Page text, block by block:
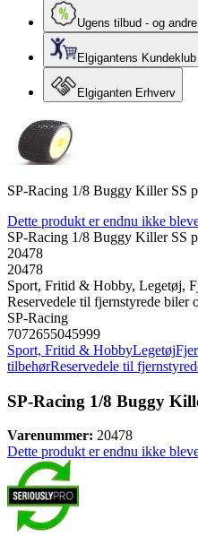
Ugens tilbud - og
Elgigantens Kundeklub
Elgiganten Erhverv
SP-Racing 1/8 Buggy Killer SS
Dette produkt er endnu ikke
SP-Racing 1/8 Buggy Killer SS
20478
20478
Sport, Fritid & Hobby, Legetøj,
Reservedele til fjernstyrede biler
SP-Racing
7072655045999
Sport, Fritid & HobbyLegetøj
tilbehørReservedele til
SP-Racing 1/8 Buggy
Varenummer: 20478
Dette produkt er endnu ikke